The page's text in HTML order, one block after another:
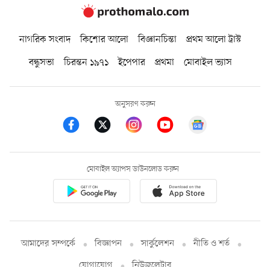
নাগরিক সংবাদ কিশোর আলো বিজ্ঞানচিন্তা
প্রথম আলো ট্রাস্ট
বন্ধুসভা
চিরন্তন ১৯৭১ ইপেপার প্রথমা মোবাইল ভ্যাস
অনুসরণ করুন
মোবাইল অ্যাপস ডাউনলোড করুন
আমাদের সম্পর্কে বিজ্ঞাপন সার্কুলেশন
নীতি ও শর্ত